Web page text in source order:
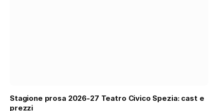
Stagione prosa 2026-27 Teatro Civico Spezia: cast e
prezzi